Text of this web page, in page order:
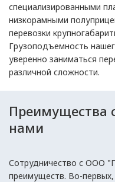
специализированными
низкорамными
перевозки
Грузоподъемность
уверенно заниматься
различной сложности.
Преимущества
нами
Сотрудничество с ООО
преимуществ. Во-